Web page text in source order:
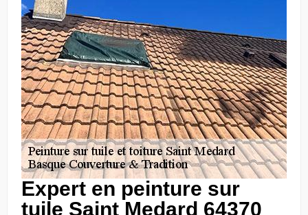
Expert en peinture sur
tuile Saint Medard 64370